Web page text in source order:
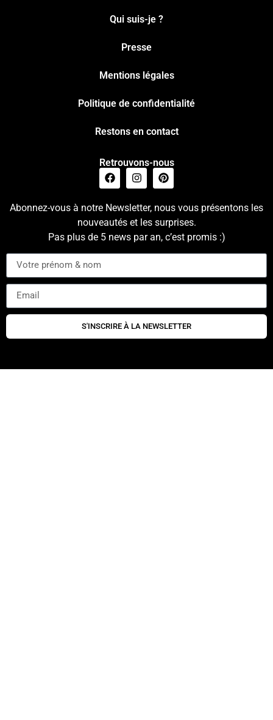
Qui suis-je ?
Presse
Mentions légales
Politique de confidentialité
Restons en contact
Retrouvons-nous
Abonnez-vous à notre Newsletter, nous vous présentons les
nouveautés et les surprises.
Pas plus de 5 news par an, c’est promis :)
S'INSCRIRE À LA NEWSLETTER